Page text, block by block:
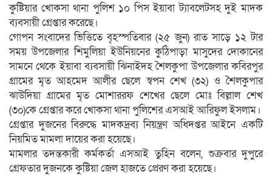
কুষ্টিয়ার খোকসা থানা পুলিশ ১০ পিস ইয়াবা ট্যাবলেটসহ দুই মাদক
ব্যবসায়ী গ্রেপ্তার করেছে।
গোপন সংবাদের ভিত্তিতে বৃহস্পতিবার (২৫ জুন) রাত সাড়ে ১২ টার
সময় উপজেলার শিমুলিয়া ইউনিয়নের কুঠিপাড়া মাসুদের দোকানের
সামনে থেকে ইয়াবা ব্যবসায়ী ঝিনাইদহ শৈলকুপা উপজেলার কবিরপুর
গ্রামের মৃত আহমেদ আলীর ছেলে স্বপন শেখ (৩২) ও শৈলকুপার
ঝাউদিয়া গ্রামের মৃত মোশাররফ শেখের ছেলে মোঃ বিল্লাল শেখ
(৩০)কে গ্রেপ্তার করে খোকসা থানা পুলিশের এসআই আরিফুল ইসলাম।
গ্রেপ্তার দুজনের বিরুদ্ধে মাদকদ্রব্য নিয়ন্ত্রণ অধিদপ্তর আইনে একটি
নিয়মিত মামলা দায়ের করা হয়েছে।
মামলার তদন্তকারী কর্মকর্তা এসআই তুহিন বলেন, শুক্রবার দুপুরে
গ্রেফতার দুজনকে কুষ্টিয়া জেল হাজতে প্রেরণ করা হয়েছে।